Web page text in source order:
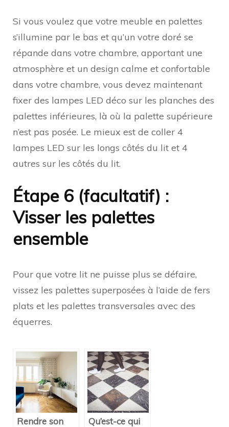
Si vous voulez que votre meuble en palettes
s’illumine par le bas et qu’un votre doré se
répande dans votre chambre, apportant une
atmosphère et un design calme et confortable
dans votre chambre, vous devez maintenant
fixer des lampes LED déco sur les planches des
palettes inférieures, là où la palette supérieure
n’est pas posée. Le mieux est de coller 4
lampes LED sur les longs côtés du lit et 4
autres sur les côtés du lit.
Étape 6 (facultatif) :
Visser les palettes
ensemble
Pour que votre lit ne puisse plus se défaire,
vissez les palettes superposées à l’aide de fers
plats et les palettes transversales avec des
équerres.
Rendre son
Qu’est-ce qui